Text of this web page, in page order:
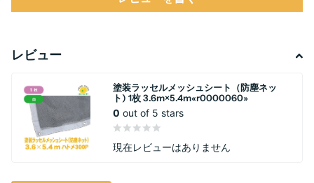
レビュー
塗装ラッセルメッシュシート（防塵ネッ
ト) 1枚 3.6m×5.4m«r0000060»
0 out of 5 stars
現在レビューはありません